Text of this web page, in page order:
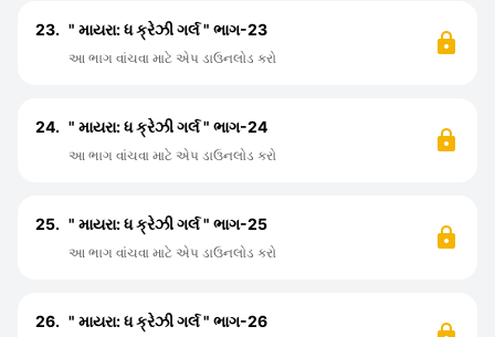
23. " માયરા: ધ ક્રેઝી ગર્લ " ભાગ-23
આ ભાગ વાંચવા માટે એપ ડાઉનલોડ કરો
24. " માયરા: ધ ક્રેઝી ગર્લ " ભાગ-24
આ ભાગ વાંચવા માટે એપ ડાઉનલોડ કરો
25. " માયરા: ધ ક્રેઝી ગર્લ " ભાગ-25
આ ભાગ વાંચવા માટે એપ ડાઉનલોડ કરો
26. " માયરા: ધ ક્રેઝી ગર્લ " ભાગ-26